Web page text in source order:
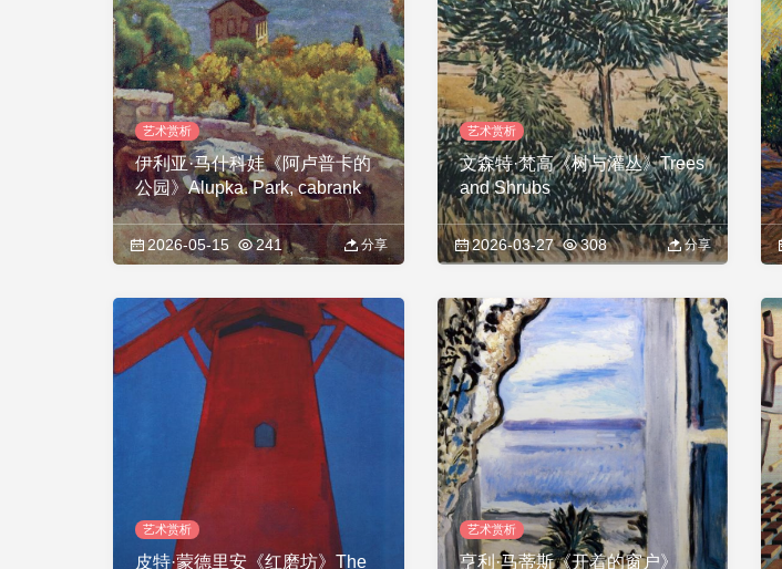
艺术赏析
伊利亚·马什科娃《阿卢普卡的
公园》Alupka. Park, cabrank
2026-05-15 241 分享
艺术赏析
文森特·梵高《树与灌丛》Trees
and Shrubs
2026-03-27 308 分享
艺术赏析
皮特·蒙德里安《红磨坊》The
艺术赏析
亨利·马蒂斯《开着的窗户》